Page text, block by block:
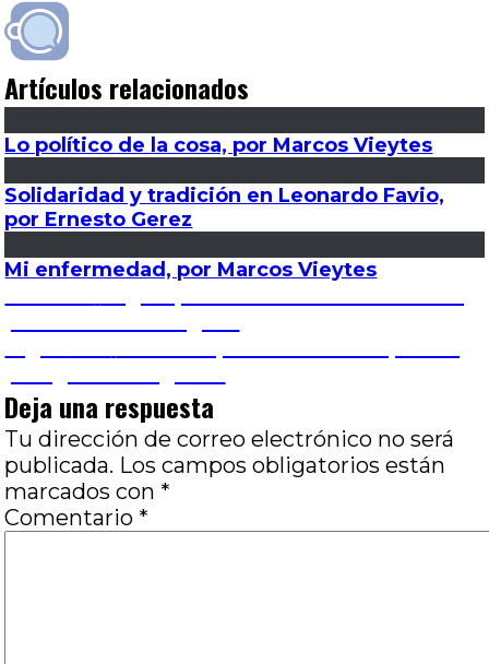
Artículos relacionados
Lo político de la cosa, por Marcos Vieytes
Solidaridad y tradición en Leonardo Favio,
por Ernesto Gerez
Mi enfermedad, por Marcos Vieytes
Navegación
de
entradas
Deja una respuesta
Tu dirección de correo electrónico no será
publicada. Los campos obligatorios están
marcados con *
Comentario *